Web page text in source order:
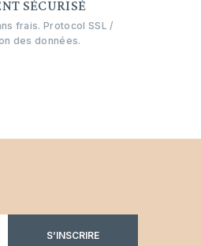
SÉCURISÉ
frais. Protocol SSL /
des données.
S’INSCRIRE